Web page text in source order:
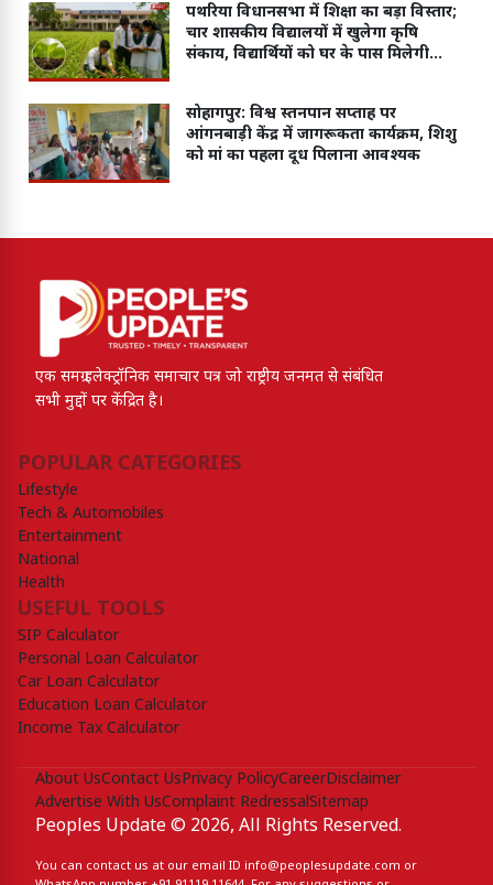
पथरिया विधानसभा में शिक्षा का बड़ा विस्तार;
चार शासकीय विद्यालयों में खुलेगा कृषि
संकाय, विद्यार्थियों को घर के पास मिलेगी
सोहागपुर: विश्व स्तनपान सप्ताह पर
आंगनबाड़ी केंद्र में जागरूकता कार्यक्रम, शिशु
को मां का पहला दूध पिलाना आवश्यक
एक समग्र इलेक्ट्रॉनिक समाचार पत्र जो राष्ट्रीय जनमत से संबंधित
सभी मुद्दों पर केंद्रित है।
POPULAR CATEGORIES
Lifestyle
Tech & Automobiles
Entertainment
National
Health
USEFUL TOOLS
SIP Calculator
Personal Loan Calculator
Car Loan Calculator
Education Loan Calculator
Income Tax Calculator
About UsContact UsPrivacy PolicyCareerDisclaimer
Advertise With UsComplaint RedressalSitemap
Peoples Update © 2026, All Rights Reserved.
You can contact us at our email ID info@peoplesupdate.com or